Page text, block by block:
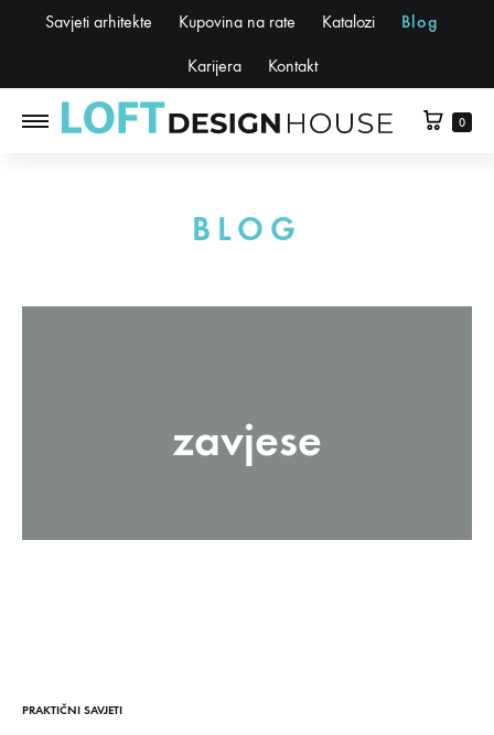
Savjeti arhitekte Kupovina na rate Katalozi Blog
Karijera Kontakt
0
BLOG
zavjese
PRAKTIČNI SAVJETI